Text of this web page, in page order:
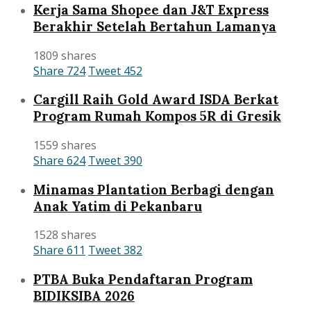
Kerja Sama Shopee dan J&T Express
Berakhir Setelah Bertahun Lamanya
1809 shares
Share 724 Tweet 452
Cargill Raih Gold Award ISDA Berkat
Program Rumah Kompos 5R di Gresik
1559 shares
Share 624 Tweet390
Minamas Plantation Berbagi dengan
Anak Yatim di Pekanbaru
1528 shares
Share 611 Tweet382
PTBA Buka Pendaftaran Program
BIDIKSIBA 2026